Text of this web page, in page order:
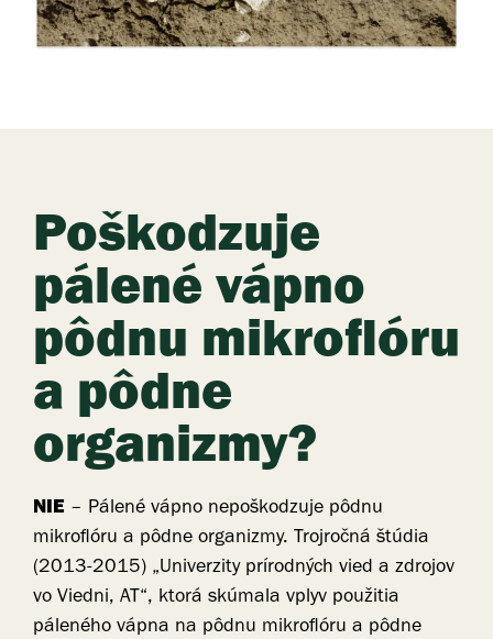
Poškodzuje
pálené vápno
pôdnu mikroflóru
a pôdne
organizmy?
NIE – Pálené vápno nepoškodzuje pôdnu
mikroflóru a pôdne organizmy. Trojročná štúdia
(2013-2015) „Univerzity prírodných vied a zdrojov
vo Viedni, AT“, ktorá skúmala vplyv použitia
páleného vápna na pôdnu mikroflóru a pôdne